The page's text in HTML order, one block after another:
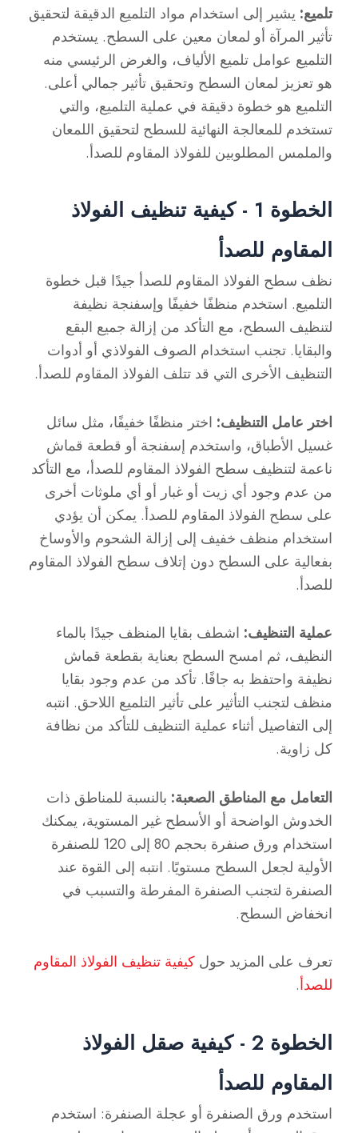
تلميع: يشير إلى استخدام مواد التلميع الدقيقة لتحقيق
تأثير المرآة أو لمعان معين على السطح. يستخدم
التلميع عوامل تلميع الألياف، والغرض الرئيسي منه
هو تعزيز لمعان السطح وتحقيق تأثير جمالي أعلى.
التلميع هو خطوة دقيقة في عملية التلميع، والتي
تستخدم للمعالجة النهائية للسطح لتحقيق اللمعان
والملمس المطلوبين للفولاذ المقاوم للصدأ.
الخطوة 1 - كيفية تنظيف الفولاذ
المقاوم للصدأ
نظف سطح الفولاذ المقاوم للصدأ جيدًا قبل خطوة
التلميع. استخدم منظفًا خفيفًا وإسفنجة نظيفة
لتنظيف السطح، مع التأكد من إزالة جميع البقع
والبقايا. تجنب استخدام الصوف الفولاذي أو أدوات
التنظيف الأخرى التي قد تتلف الفولاذ المقاوم للصدأ.
اختر عامل التنظيف: اختر منظفًا خفيفًا، مثل سائل
غسيل الأطباق، واستخدم إسفنجة أو قطعة قماش
ناعمة لتنظيف سطح الفولاذ المقاوم للصدأ، مع التأكد
من عدم وجود أي زيت أو غبار أو أي ملوثات أخرى
على سطح الفولاذ المقاوم للصدأ. يمكن أن يؤدي
استخدام منظف خفيف إلى إزالة الشحوم والأوساخ
بفعالية على السطح دون إتلاف سطح الفولاذ المقاوم
للصدأ.
عملية التنظيف: اشطف بقايا المنظف جيدًا بالماء
النظيف، ثم امسح السطح بعناية بقطعة قماش
نظيفة واحتفظ به جافًا. تأكد من عدم وجود بقايا
منظف لتجنب التأثير على تأثير التلميع اللاحق. انتبه
إلى التفاصيل أثناء عملية التنظيف للتأكد من نظافة
كل زاوية.
التعامل مع المناطق الصعبة: بالنسبة للمناطق ذات
الخدوش الواضحة أو الأسطح غير المستوية، يمكنك
استخدام ورق صنفرة بحجم 80 إلى 120 للصنفرة
الأولية لجعل السطح مستويًا. انتبه إلى القوة عند
الصنفرة لتجنب الصنفرة المفرطة والتسبب في
انخفاض السطح.
تعرف على المزيد حولكيفية تنظيف الفولاذ المقاوم
للصدأ.
الخطوة 2 - كيفية صقل الفولاذ
المقاوم للصدأ
استخدم ورق الصنفرة أو عجلة الصنفرة: استخدم